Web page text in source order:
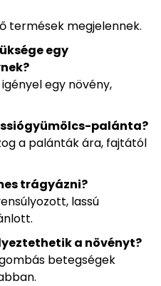
termések megjelennek.
egy
egy növény,
palánta?
a palánták ára, fajtától
trágyázni?
lassú
a növényt?
betegségek